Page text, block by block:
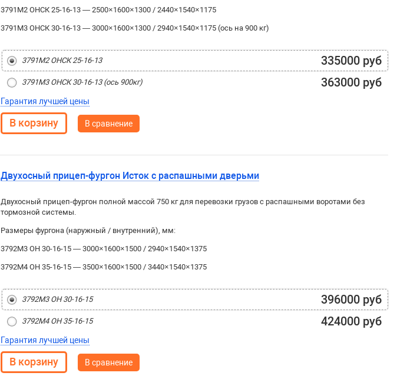
3791М2 ОНСК 25-16-13 — 2500×1600×1300 / 2440×1540×1175
3791М3 ОНСК 30-16-13 — 3000×1600×1300 / 2940×1540×1175 (ось на 900 кг)
3791М2 ОНСК 25-16-13 335000 руб
3791М3 ОНСК 30-16-13 (ось 900кг) 363000 руб
Гарантия лучшей цены
В сравнение
Двухосный прицеп-фургон Исток с распашными дверьми
Двухосный прицеп-фургон полной массой 750 кг для перевозки грузов с распашными воротами без
тормозной системы.
Размеры фургона (наружный / внутренний), мм:
3792М3 ОН 30-16-15 — 3000×1600×1500 / 2940×1540×1375
3792М4 ОН 35-16-15 — 3500×1600×1500 / 3440×1540×1375
3792М3 ОН 30-16-15 396000 руб
3792М4 ОН 35-16-15 424000 руб
Гарантия лучшей цены
В сравнение